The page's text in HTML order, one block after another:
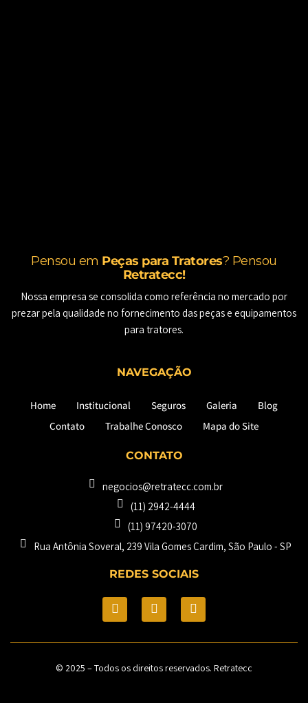
Pensou em Peças para Tratores? Pensou
Retratecc!
Nossa empresa se consolida como referência no mercado por
prezar pela qualidade no fornecimento das peças e equipamentos
para tratores.
NAVEGAÇÃO
Home Institucional Seguros Galeria
Blog
Contato
Trabalhe Conosco Mapa do Site
CONTATO
negocios@retratecc.com.br
(11) 2942-4444
(11) 97420-3070
Rua Antônia Soveral, 239 Vila Gomes Cardim, São Paulo - SP​
REDES SOCIAIS
© 2025 – Todos os direitos reservados. Retratecc